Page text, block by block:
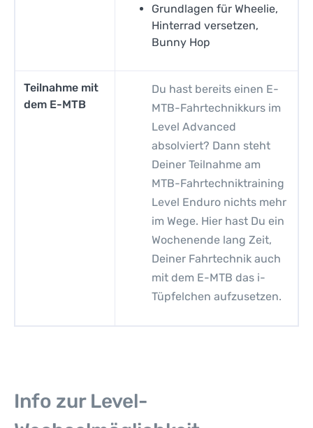
Grundlagen für Wheelie,
Hinterrad versetzen,
Bunny Hop
Teilnahme mit
dem E-MTB
Du hast bereits einen E-
MTB-Fahrtechnikkurs im
Level Advanced
absolviert? Dann steht
Deiner Teilnahme am
MTB-Fahrtechniktraining
Level Enduro nichts mehr
im Wege. Hier hast Du ein
Wochenende lang Zeit,
Deiner Fahrtechnik auch
mit dem E-MTB das i-
Tüpfelchen aufzusetzen.
Info zur Level-